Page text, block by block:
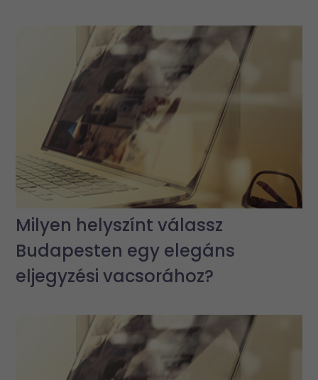
Milyen helyszínt válassz
Budapesten egy elegáns
eljegyzési vacsorához?